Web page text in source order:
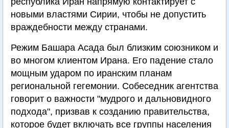
новыми властями Сирии, чтобы не допустить
враждебности между странами.
Режим Башара Асада был близким союзником и
во многом клиентом Ирана. Его падение стало
мощным ударом по иранским планам
региональной гегемонии. Собеседник агентства
говорит о важности "мудрого и дальновидного
подхода", призвав к созданию правительства,
которое будет включать все группы населения